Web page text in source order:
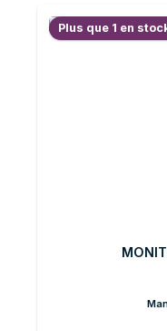
Plus que 1 en